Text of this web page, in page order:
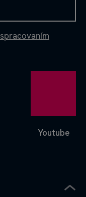
spracovaním
Youtube